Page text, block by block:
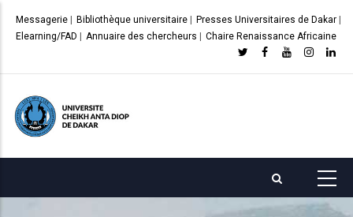
principal
Messagerie Bibliothèque universitaire Presses Universitaires de Dakar
Elearning/FAD
Annuaire des chercheurs Chaire Renaissance Africaine